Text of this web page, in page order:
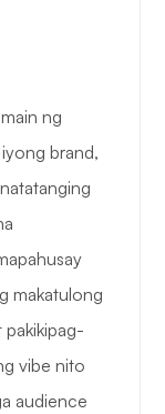
ng
brand,
makatulong
pakikipag-
vibe nito
audience